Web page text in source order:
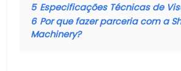
5 Especificações Técnicas de
6 Por que fazer parceria com a
Machinery?